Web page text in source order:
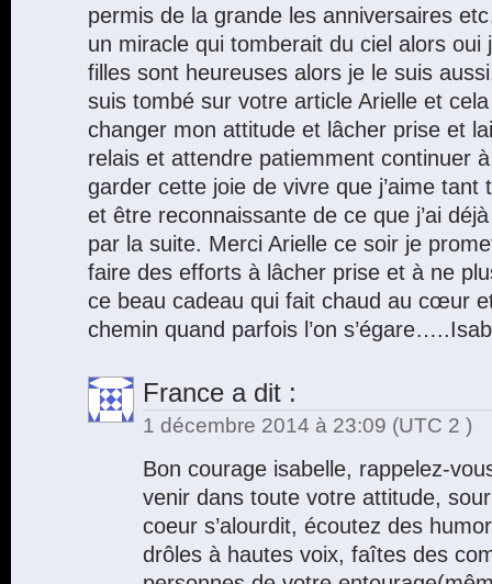
permis de la grande les anniversaires
un miracle qui tomberait du ciel alors oui
filles sont heureuses alors je le suis
suis tombé sur votre article Arielle et cela
changer mon attitude et lâcher prise et
relais et attendre patiemment continuer
garder cette joie de vivre que j’aime
et être reconnaissante de ce que j’ai
par la suite. Merci Arielle ce soir je
faire des efforts à lâcher prise et à ne
ce beau cadeau qui fait chaud au cœur
chemin quand parfois l’on
France a dit :
1 décembre 2014 à 23:09 (UTC 2 )
Bon courage isabelle, rappelez-
venir dans toute votre attitude,
coeur s’alourdit, écoutez des
drôles à hautes voix, faîtes des